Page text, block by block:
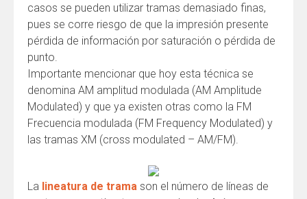
casos se pueden utilizar tramas demasiado finas,
pues se corre riesgo de que la impresión presente
pérdida de información por saturación o pérdida de
punto.
Importante mencionar que hoy esta técnica se
denomina AM amplitud modulada (AM Amplitude
Modulated) y que ya existen otras como la FM
Frecuencia modulada (FM Frequency Modulated) y
las tramas XM (cross modulated – AM/FM).
La lineatura de trama son el número de líneas de